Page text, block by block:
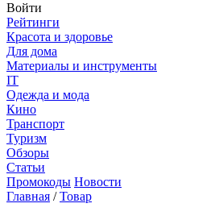
Войти
Рейтинги
Красота и здоровье
Для дома
Материалы и инструменты
IT
Одежда и мода
Кино
Транспорт
Туризм
Обзоры
Статьи
Промокоды Новости
Главная /Товар